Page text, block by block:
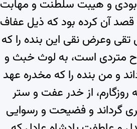
بودی و هیبت سلطنت و مهابت
قصد آن کرده بود که ذیل عفاف
وعرض نقی این بنده را که
متردی است، به لوث خبث و
و من بنده را که مخدره عهد
روزگارم، از خدر عفت و ستر
گرداند و فضیحت و رسوایی